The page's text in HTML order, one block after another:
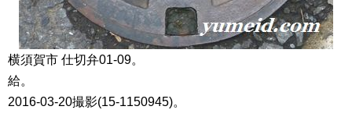
横須賀市 仕切弁01-09。
給。
2016-03-20撮影(15-1150945)。